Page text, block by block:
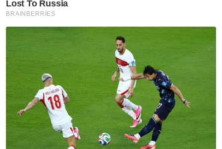
Tindakan sita kontena muatan
ke Israel bukti ketegasan
Malaysia - Anwar
Semasa
Polis kesan lelaki dipercayai
pukul, ugut pengguna jalan
raya